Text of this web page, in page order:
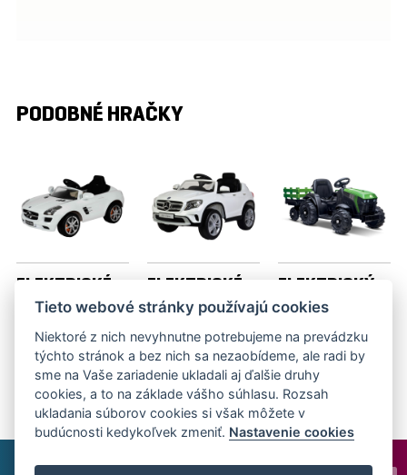
PODOBNÉ HRAČKY
ELEKTRICKÉ
AUTÍČKO
MERCEDES
SLS
BEC 7110
ELEKTRICKÉ
AUTÍČKO
MERCEDES
GLA
BEC 8110
ELEKTRICKÝ
TRAKTOR
FARM S
VOZÍKOM
BEC 8211
Tieto webové stránky používajú cookies
Niektoré z nich nevyhnutne potrebujeme na prevádzku
týchto stránok a bez nich sa nezaobídeme, ale radi by
sme na Vaše zariadenie ukladali aj ďalšie druhy
cookies, a to na základe vášho súhlasu. Rozsah
ukladania súborov cookies si však môžete v
budúcnosti kedykoľvek zmeniť. Nastavenie cookies